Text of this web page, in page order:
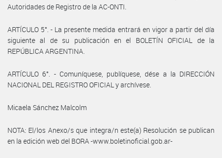
Autoridades de Registro de la AC-ONTI.
ARTÍCULO 5°. - La presente medida entrará en vigor a partir del día
siguiente al de su publicación en el BOLETÍN OFICIAL de la
REPÚBLICA ARGENTINA.
ARTÍCULO 6°. - Comuníquese, publíquese, dése a la DIRECCIÓN
NACIONAL DEL REGISTRO OFICIAL y archívese.
Micaela Sánchez Malcolm
NOTA: El/los Anexo/s que integra/n este(a) Resolución se publican
en la edición web del BORA -www.boletinoficial.gob.ar-